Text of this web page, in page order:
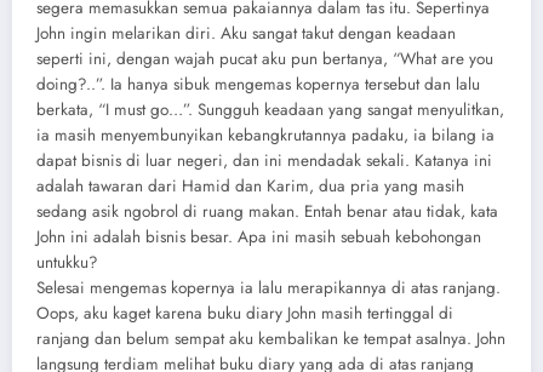
segera memasukkan semua pakaiannya dalam tas itu. Sepertinya
John ingin melarikan diri. Aku sangat takut dengan keadaan
seperti ini, dengan wajah pucat aku pun bertanya, “What are you
doing?..”. Ia hanya sibuk mengemas kopernya tersebut dan lalu
berkata, “I must go…”. Sungguh keadaan yang sangat menyulitkan,
ia masih menyembunyikan kebangkrutannya padaku, ia bilang ia
dapat bisnis di luar negeri, dan ini mendadak sekali. Katanya ini
adalah tawaran dari Hamid dan Karim, dua pria yang masih
sedang asik ngobrol di ruang makan. Entah benar atau tidak, kata
John ini adalah bisnis besar. Apa ini masih sebuah kebohongan
untukku?
Selesai mengemas kopernya ia lalu merapikannya di atas ranjang.
Oops, aku kaget karena buku diary John masih tertinggal di
ranjang dan belum sempat aku kembalikan ke tempat asalnya. John
langsung terdiam melihat buku diary yang ada di atas ranjang